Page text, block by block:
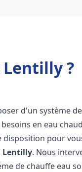
?
d'un système
en eau
pour
Lentilly. Nous
de chauffe eau